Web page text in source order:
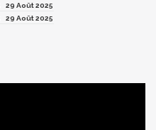
29 Août 2025
29 Août 2025